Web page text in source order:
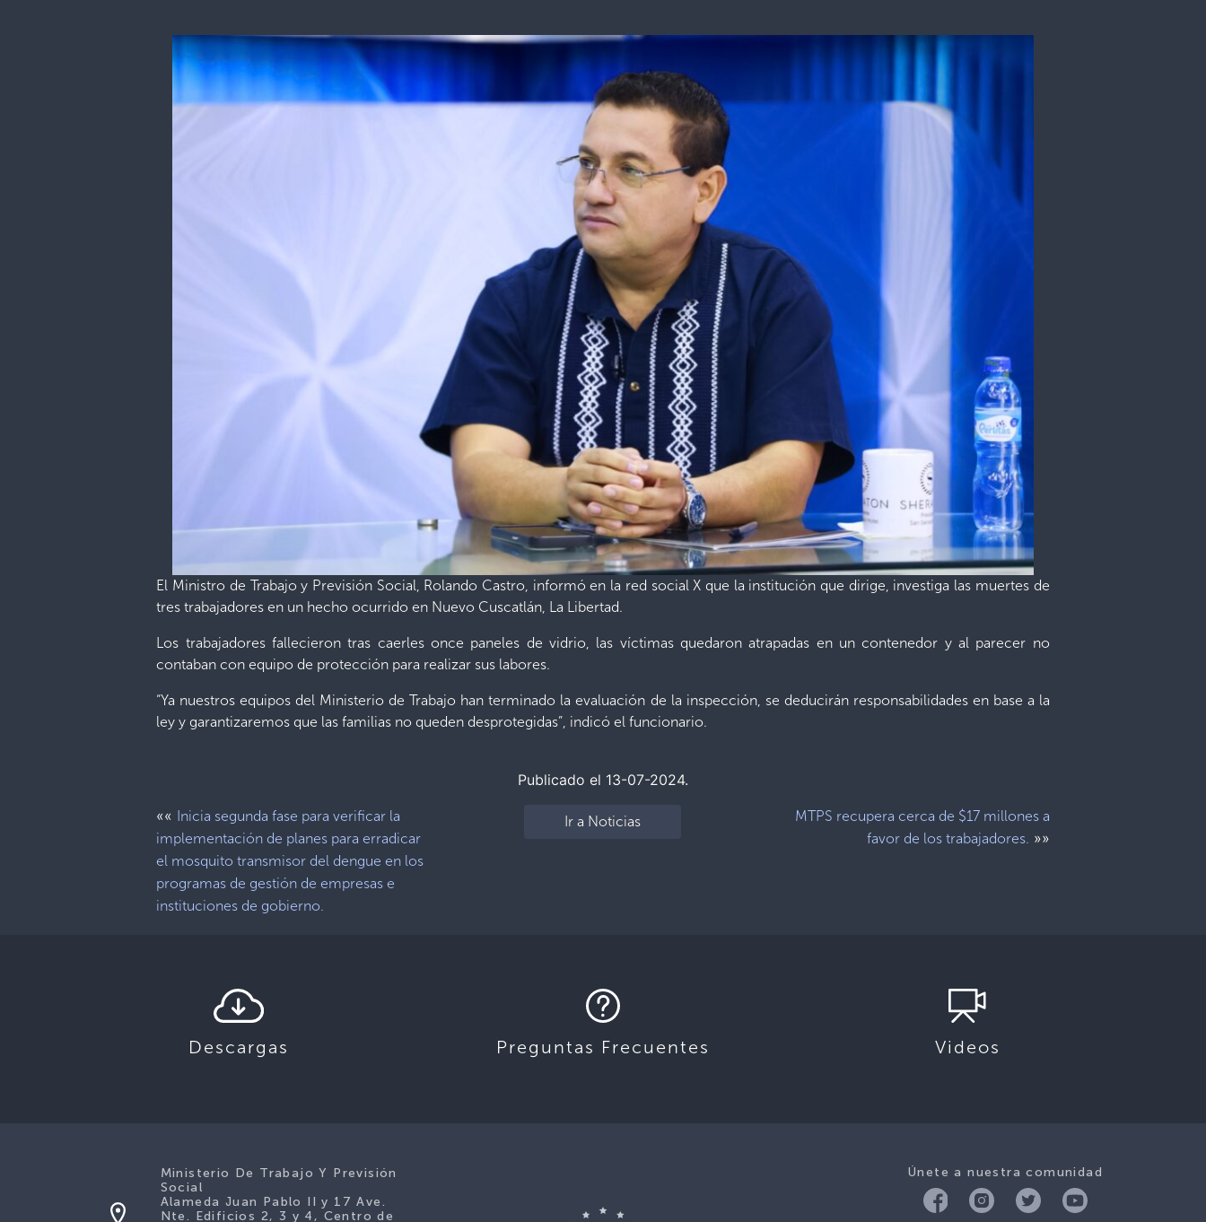
El Ministro de Trabajo y Previsión Social, Rolando Castro, informó en la red social X que la institución que dirige, investiga las muertes de
tres trabajadores en un hecho ocurrido en Nuevo Cuscatlán, La Libertad.
Los trabajadores fallecieron tras caerles once paneles de vidrio, las víctimas quedaron atrapadas en un contenedor y al parecer no
contaban con equipo de protección para realizar sus labores.
“Ya nuestros equipos del Ministerio de Trabajo han terminado la evaluación de la inspección, se deducirán responsabilidades en base a la
ley y garantizaremos que las familias no queden desprotegidas”, indicó el funcionario.
Publicado el 13-07-2024.
«« Inicia segunda fase para verificar la
implementación de planes para erradicar
el mosquito transmisor del dengue en los
programas de gestión de empresas e
instituciones de gobierno.
Ir a Noticias
MTPS recupera cerca de $17 millones a
favor de los trabajadores. »»
Descargas Preguntas Frecuentes Videos
Únete a nuestra comunidad
Ministerio De Trabajo Y Previsión
Social
Alameda Juan Pablo II y 17 Ave.
Nte. Edificios 2, 3 y 4, Centro de